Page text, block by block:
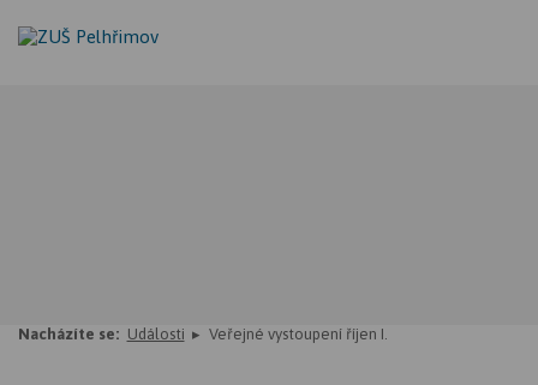
Nacházíte se: Události Veřejné vystoupení říjen I.